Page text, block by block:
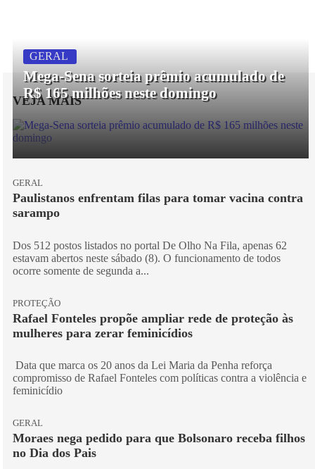
VEJA MAIS
GERAL
Mega-Sena sorteia prêmio acumulado de
R$ 165 milhões neste domingo
GERAL
Paulistanos enfrentam filas para tomar vacina contra
sarampo
Dos 512 postos listados no portal De Olho Na Fila, apenas 62
estavam abertos neste sábado (8). O funcionamento de todos
ocorre somente de segunda a...
PROTEÇÃO
Rafael Fonteles propõe ampliar rede de proteção às
mulheres para zerar feminicídios
Data que marca os 20 anos da Lei Maria da Penha reforça
compromisso de Rafael Fonteles com políticas contra a violência e
feminicídio
GERAL
Moraes nega pedido para que Bolsonaro receba filhos
no Dia dos Pais